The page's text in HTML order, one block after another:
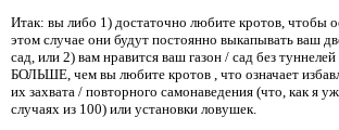
Итак: вы либо 1) достаточно любите кротов, чтобы
этом случае они будут постоянно выкапывать ваш
сад, или 2) вам нравится ваш газон / сад без
БОЛЬШЕ, чем вы любите кротов , что означает
их захвата / повторного самонаведения (что, как я
случаях из 100) или установки ловушек.